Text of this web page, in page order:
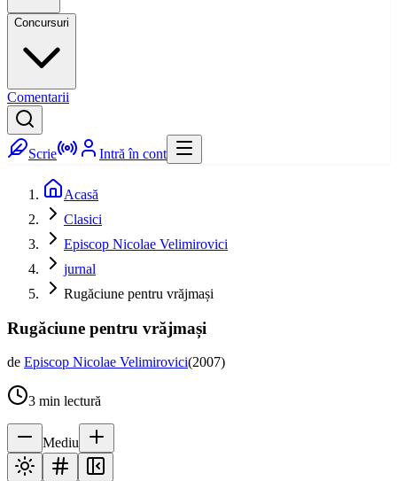
Concursuri
Comentarii
Scrie Intră în cont
Acasă
Clasici
Episcop Nicolae Velimirovici
jurnal
Rugăciune pentru vrăjmași
Rugăciune pentru vrăjmași
de Episcop Nicolae Velimirovici(2007)
3 min lectură
Mediu